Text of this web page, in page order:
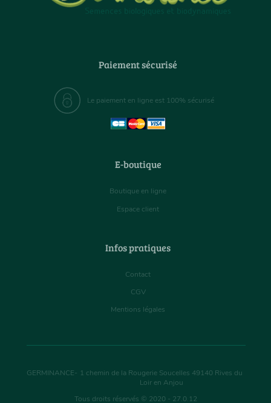
Paiement sécurisé
Le paiement en ligne est 100% sécurisé
E-boutique
Boutique en ligne
Espace client
Infos pratiques
Contact
CGV
Mentions légales
GERMINANCE- 1 chemin de la Rougerie Soucelles 49140 Rives du
Loir en Anjou
Tous droits réservés © 2020 - 27.0.12